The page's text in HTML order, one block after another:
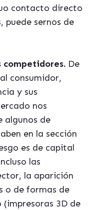
contacto directo
puede sernos de
competidores. De
consumidor,
y sus
nos
algunos de
en la sección
es de capital
las
la aparición
o de formas de
3D de